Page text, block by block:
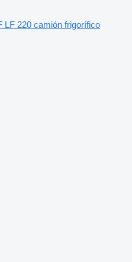
LF 220 camión frigorífico